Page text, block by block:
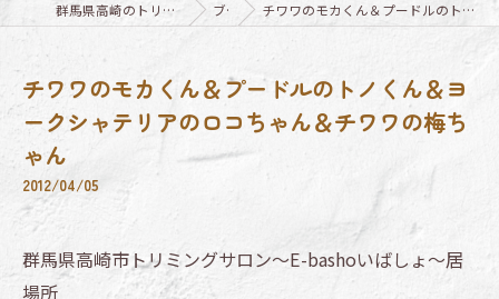
群馬県高崎のトリミングならTrimming Salon E-basho ブログ チワワのモカくん＆プードルのトノくん＆ヨークシャテリアのロコちゃん＆チワワの梅ちゃん
チワワのモカくん＆プードルのトノくん＆ヨ
ークシャテリアのロコちゃん＆チワワの梅ち
ゃん
2012/04/05
群馬県高崎市トリミングサロン～E-bashoいばしょ～居
場所